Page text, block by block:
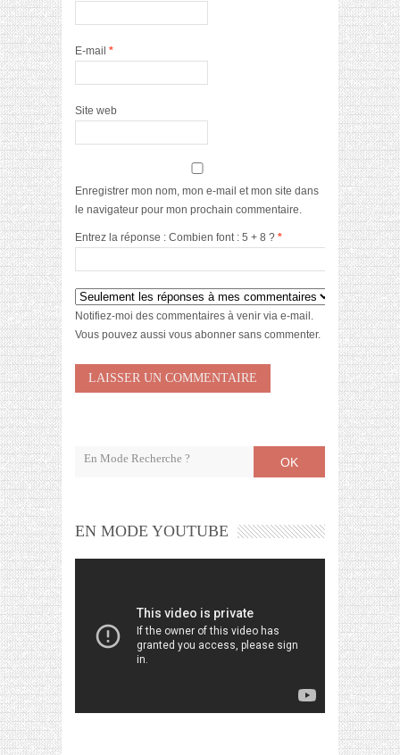
E-mail *
Site web
Enregistrer mon nom, mon e-mail et mon site dans
le navigateur pour mon prochain commentaire.
Entrez la réponse : Combien font : 5 + 8 ? *
Notifiez-moi des commentaires à venir via e-mail.
Vous pouvez aussi vous abonner sans commenter.
OK
EN MODE YOUTUBE